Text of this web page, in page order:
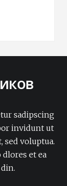
sadipscing
invidunt ut
sed voluptua.
dlores et ea